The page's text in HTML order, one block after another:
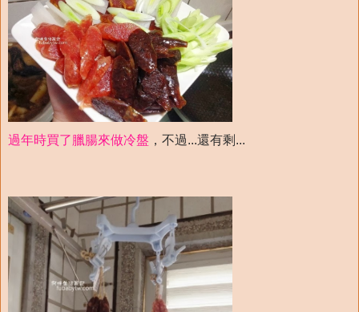
過年時買了臘腸來做冷盤 ，不過...還有剩...